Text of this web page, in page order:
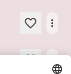
more_horiz